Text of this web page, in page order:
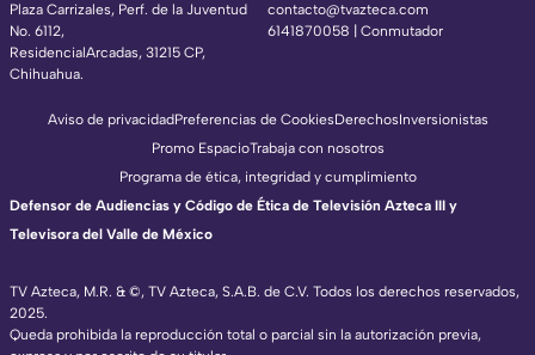
Plaza Carrizales, Perf. de la Juventud
No. 6112,
ResidencialArcadas, 31215 CP,
Chihuahua.
contacto@tvazteca.com
6141870058 | Conmutador
TV Azteca, M.R. & ©, TV Azteca, S.A.B. de C.V. Todos los derechos reservados,
2025.
Queda prohibida la reproducción total o parcial sin la autorización previa,
Aviso de privacidadPreferencias de CookiesDerechosInversionistas
Promo EspacioTrabaja con nosotros
Programa de ética, integridad y cumplimiento
Defensor de Audiencias y Código de Ética de Televisión Azteca III y
Televisora del Valle de México